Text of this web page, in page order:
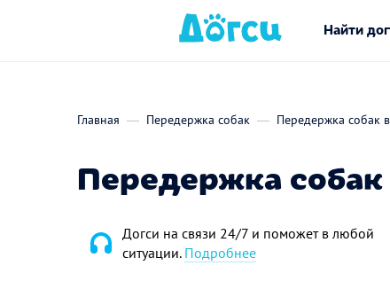
Найти
Главная Передержка собак Передержка собак
Передержка собак
Догси на связи 24/7 и поможет в любой
ситуации. Подробнее